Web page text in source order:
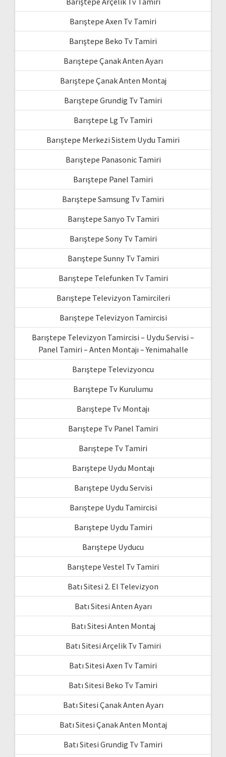
Barıştepe Axen Tv Tamiri
Barıştepe Beko Tv Tamiri
Barıştepe Çanak Anten Ayarı
Barıştepe Çanak Anten Montaj
Barıştepe Grundig Tv Tamiri
Barıştepe Lg Tv Tamiri
Barıştepe Merkezi Sistem Uydu Tamiri
Barıştepe Panasonic Tamiri
Barıştepe Panel Tamiri
Barıştepe Samsung Tv Tamiri
Barıştepe Sanyo Tv Tamiri
Barıştepe Sony Tv Tamiri
Barıştepe Sunny Tv Tamiri
Barıştepe Telefunken Tv Tamiri
Barıştepe Televizyon Tamircileri
Barıştepe Televizyon Tamircisi
Barıştepe Televizyon Tamircisi – Uydu Servisi –
Panel Tamiri – Anten Montajı – Yenimahalle
Barıştepe Televizyoncu
Barıştepe Tv Kurulumu
Barıştepe Tv Montajı
Barıştepe Tv Panel Tamiri
Barıştepe Tv Tamiri
Barıştepe Uydu Montajı
Barıştepe Uydu Servisi
Barıştepe Uydu Tamircisi
Barıştepe Uydu Tamiri
Barıştepe Uyducu
Barıştepe Vestel Tv Tamiri
Batı Sitesi 2. El Televizyon
Batı Sitesi Anten Ayarı
Batı Sitesi Anten Montaj
Batı Sitesi Arçelik Tv Tamiri
Batı Sitesi Axen Tv Tamiri
Batı Sitesi Beko Tv Tamiri
Batı Sitesi Çanak Anten Ayarı
Batı Sitesi Çanak Anten Montaj
Batı Sitesi Grundig Tv Tamiri